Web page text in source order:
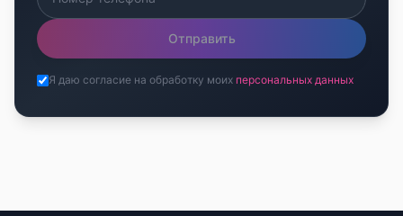
Отправить
Я даю согласие на обработку моих персональных данных